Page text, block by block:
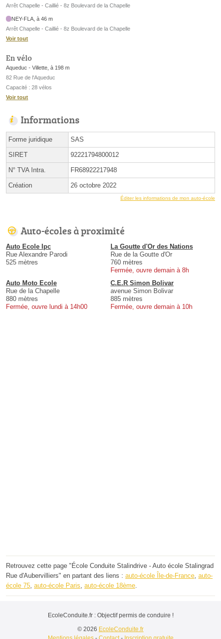
Arrêt Chapelle - Caillié - 8z Boulevard de la Chapelle
NEY-FLA, à 46 m
Arrêt Chapelle - Caillié - 8z Boulevard de la Chapelle
Voir tout
En vélo
Aqueduc - Villette, à 198 m
82 Rue de l'Aqueduc
Capacité : 28 vélos
Voir tout
Informations
Forme juridique SAS
SIRET 92221794800012
N° TVA Intra. FR68922217948
Création 26 octobre 2022
Éditer les informations de mon auto-école
Auto-écoles à proximité
Auto Ecole Ipc
Rue Alexandre Parodi
525 mètres
La Goutte d'Or des Nations
Rue de la Goutte d'Or
760 mètres
Fermée, ouvre demain à 8h
Auto Moto Ecole
Rue de la Chapelle
880 mètres
Fermée, ouvre lundi à 14h00
C.E.R Simon Bolivar
avenue Simon Bolivar
885 mètres
Fermée, ouvre demain à 10h
Retrouvez cette page "École Conduite Stalindrive - Auto école Stalingrad
Rue d'Aubervilliers" en partant des liens : auto-école Île-de-France, auto-
école 75, auto-école Paris, auto-école 18ème.
EcoleConduite.fr : Objectif permis de conduire !
© 2026 EcoleConduite.fr